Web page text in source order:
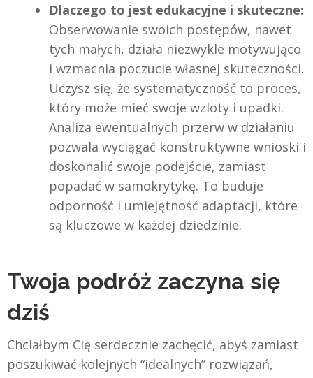
Dlaczego to jest edukacyjne i skuteczne:
Obserwowanie swoich postępów, nawet
tych małych, działa niezwykle motywująco
i wzmacnia poczucie własnej skuteczności.
Uczysz się, że systematyczność to proces,
który może mieć swoje wzloty i upadki.
Analiza ewentualnych przerw w działaniu
pozwala wyciągać konstruktywne wnioski i
doskonalić swoje podejście, zamiast
popadać w samokrytykę. To buduje
odporność i umiejętność adaptacji, które
są kluczowe w każdej dziedzinie.
Twoja podróż zaczyna się
dziś
Chciałbym Cię serdecznie zachęcić, abyś zamiast
poszukiwać kolejnych “idealnych” rozwiązań,